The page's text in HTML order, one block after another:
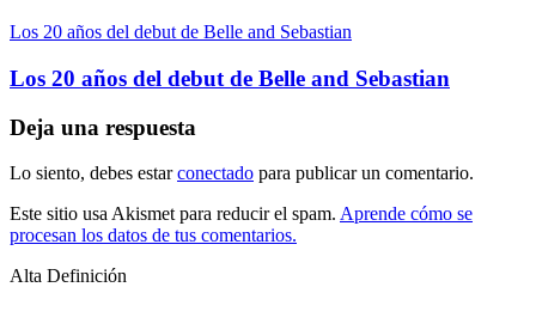
Los 20 años del debut de Belle and Sebastian
Los 20 años del debut de Belle and Sebastian
Deja una respuesta
Lo siento, debes estarconectado para publicar un comentario.
Este sitio usa Akismet para reducir el spam. Aprende cómo se
procesan los datos de tus comentarios.
Alta Definición